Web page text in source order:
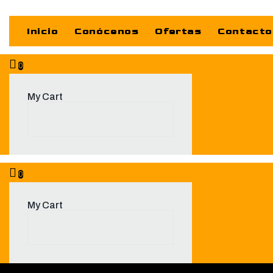
Inicio Conócenos Ofertas Contacto
0
My Cart
0
My Cart